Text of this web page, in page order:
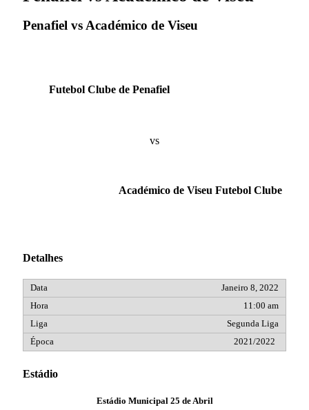
Penafiel vs Académico de Viseu
Futebol Clube de Penafiel
vs
Académico de Viseu Futebol Clube
Detalhes
Janeiro 8, 2022
11:00 am
Segunda Liga
2021/2022
Estádio
Estádio Municipal 25 de Abril